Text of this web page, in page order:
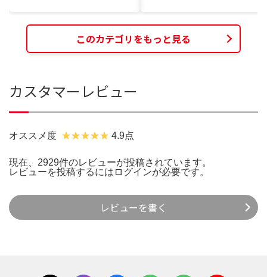
このカテゴリをもっと見る
カスタマーレビュー
オススメ度 4.9点
現在、2929件のレビューが投稿されています。
レビューを投稿するには ログインが必要です。
レビューを書く